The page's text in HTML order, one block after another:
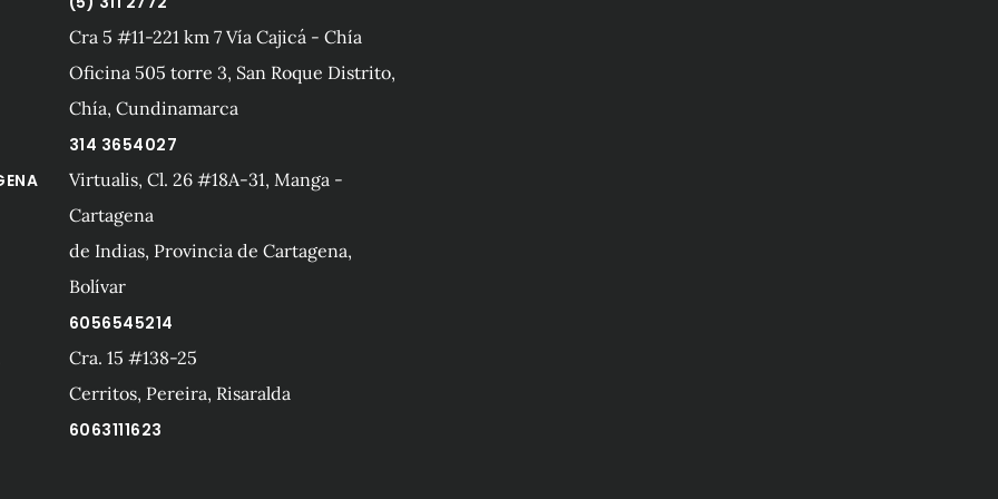
Cra 5 #11-221 km 7 Vía Cajicá - Chía
Oficina 505 torre 3, San Roque Distrito,
Chía, Cundinamarca
314 3654027
Virtualis, Cl. 26 #18A-31, Manga -
Cartagena
de Indias, Provincia de Cartagena,
Bolívar
6056545214
Cra. 15 #138-25
Cerritos, Pereira, Risaralda
6063111623